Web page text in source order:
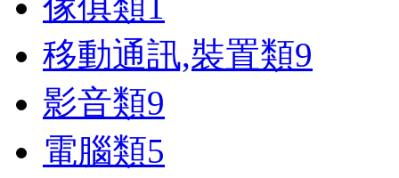
移動通訊,裝置類9
影音類9
電腦類5